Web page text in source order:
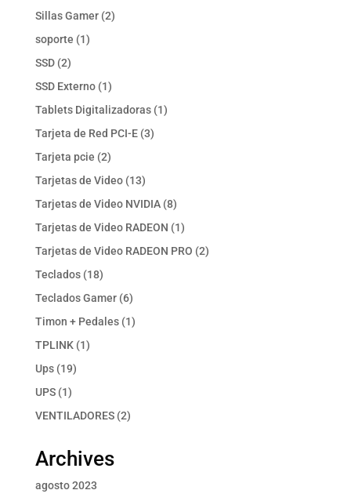
productos
Sillas Gamer 22
soporte 11
SSD 22
productos
SSD Externo 11
producto
Tablets Digitalizadoras 11
Tarjeta de Red PCI-E 33
Tarjeta pcie 22
productos
Tarjetas de Video 1313
productos
Tarjetas de Video NVIDIA 88
productos
Tarjetas de Video RADEON 11
producto
Tarjetas de Video RADEON PRO 22
Teclados 1818
productos
Teclados Gamer 66
productos
Timon + Pedales 11
TPLINK 11
Ups 1919
UPS 11
producto
VENTILADORES 22
Archives
agosto 2023